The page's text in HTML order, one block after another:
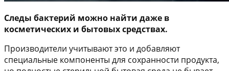
Следы бактерий можно найти даже в
косметических и бытовых средствах.
Производители учитывают это и добавляют
специальные компоненты для сохранности продукта,